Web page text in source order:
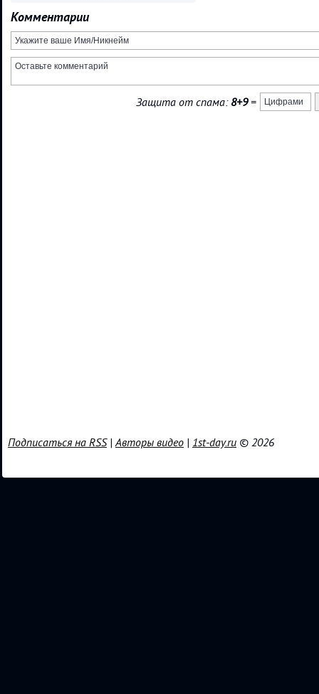
Комментарии
Защита от спама: 8+9=
Подписаться на RSS|Авторы видео | 1st-day.ru © 2026